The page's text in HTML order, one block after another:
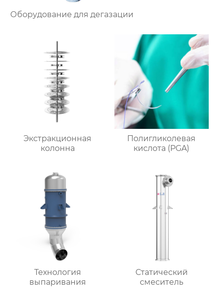
Оборудование для дегазации
Экстракционная
колонна
Полигликолевая
кислота (PGA)
Технология
выпаривания
Статический
смеситель